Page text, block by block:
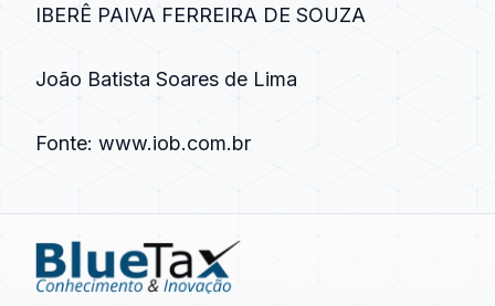
IBERÊ PAIVA FERREIRA DE SOUZA
João Batista Soares de Lima
Fonte: www.iob.com.br